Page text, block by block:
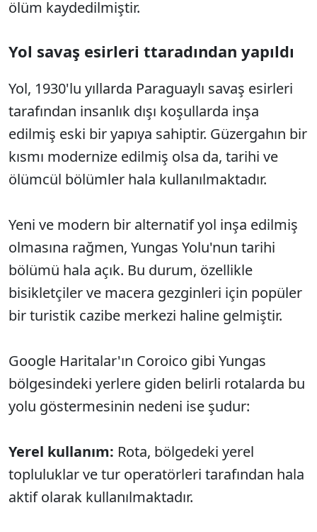
ölüm kaydedilmiştir.
Yol savaş esirleri ttaradından yapıldı
Yol, 1930'lu yıllarda Paraguaylı savaş esirleri
tarafından insanlık dışı koşullarda inşa
edilmiş eski bir yapıya sahiptir. Güzergahın bir
kısmı modernize edilmiş olsa da, tarihi ve
ölümcül bölümler hala kullanılmaktadır.
Yeni ve modern bir alternatif yol inşa edilmiş
olmasına rağmen, Yungas Yolu'nun tarihi
bölümü hala açık. Bu durum, özellikle
bisikletçiler ve macera gezginleri için popüler
bir turistik cazibe merkezi haline gelmiştir.
Google Haritalar'ın Coroico gibi Yungas
bölgesindeki yerlere giden belirli rotalarda bu
yolu göstermesinin nedeni ise şudur:
Yerel kullanım: Rota, bölgedeki yerel
topluluklar ve tur operatörleri tarafından hala
aktif olarak kullanılmaktadır.